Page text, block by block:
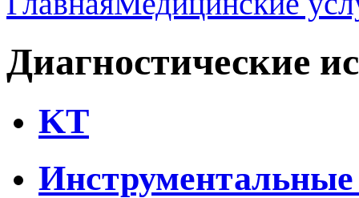
Диагностические
KT
Инструментальные